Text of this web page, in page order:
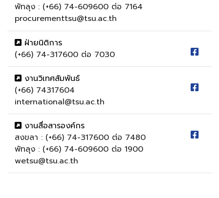
พัทลุง : (+66) 74-609600 ต่อ 7164
procurementtsu@tsu.ac.th
ฝ่ายนิติการ
(+66) 74-317600 ต่อ 7030
งานวิเทศสัมพันธ์
(+66) 74317604
international@tsu.ac.th
งานสื่อสารองค์กร
สงขลา : (+66) 74-317600 ต่อ 7480
พัทลุง : (+66) 74-609600 ต่อ 1900
wetsu@tsu.ac.th